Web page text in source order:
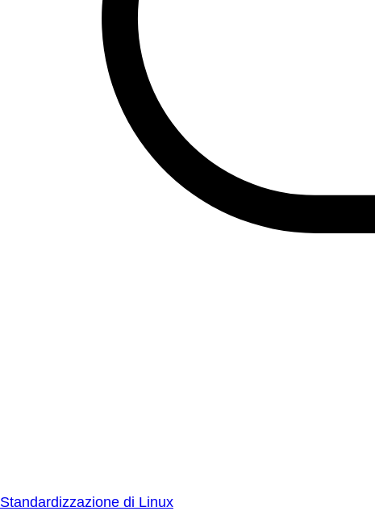
Standardizzazione di Linux